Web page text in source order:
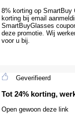
8% korting op SmartBuy
korting bij email
SmartBuyGlasses
deze promotie. Wij
voor u bij.
Geverifieerd
Tot 24% korting,
Open gewoon deze link